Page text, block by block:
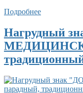
Подробнее
Нагрудный